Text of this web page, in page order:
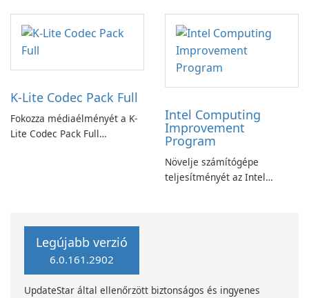
alkalmazással.
K-Lite Codec Pack Full
Fokozza médiaélményét a K-
Lite Codec Pack Full
Intel Computing
Improvement
Program
Növelje számítógépe
teljesítményét az Intel
Legújabb verzió
6.0.161.2902
UpdateStar által ellenőrzött biztonságos és ingyenes